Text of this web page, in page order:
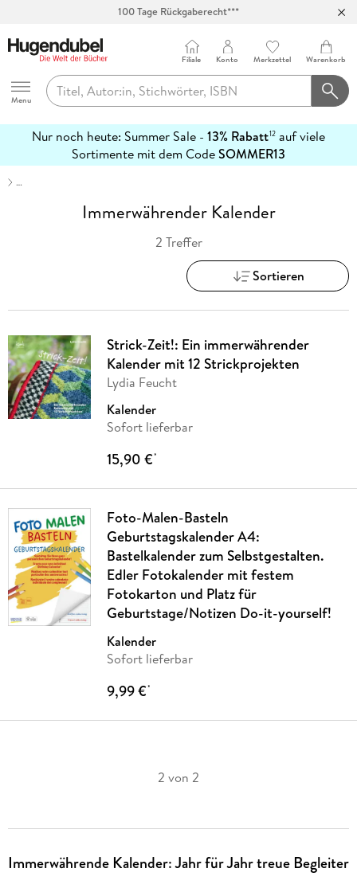
100 Tage Rückgaberecht***
Hugendubel
Menu
Filiale Konto Merkzettel Warenkorb
Nur noch heute: Summer Sale - 13% Rabatt12 auf viele
Sortimente mit dem CodeSOMMER13
erfahren
…
Immerwährender Kalender
2 Treffer
Sortieren
Strick-Zeit!: Ein immerwährender
Kalender mit 12 Strickprojekten
Lydia Feucht
Kalender
Sofort lieferbar
15,90 €*
Foto-Malen-Basteln
Geburtstagskalender A4:
Bastelkalender zum Selbstgestalten.
Edler Fotokalender mit festem
Fotokarton und Platz für
Geburtstage/Notizen Do-it-yourself!
Kalender
Sofort lieferbar
9,99 €*
2 von 2
Immerwährende Kalender: Jahr für Jahr treue Begleiter